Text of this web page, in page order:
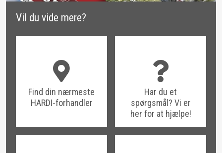
Vil du vide mere?
Find din nærmeste
HARDI-forhandler
Har du et
spørgsmål? Vi er
her for at hjælpe!